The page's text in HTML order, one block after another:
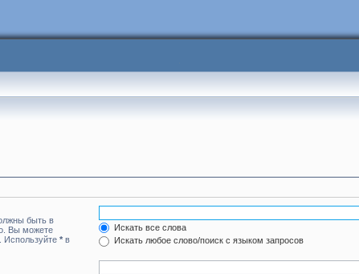
быть в
Вы можете
Используйте * в
Искать все слова
Искать любое слово/поиск с языком запросов